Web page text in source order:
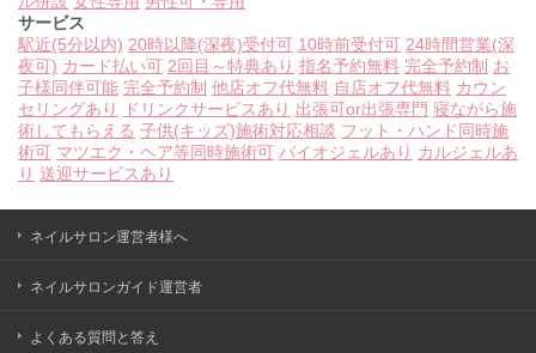
サービス
駅近(5分以内) 20時以降(深夜)受付可 10時前受付可 24時間営業(深
夜可) カード払い可 2回目～特典あり 指名予約無料 完全予約制 お
子様同伴可能 完全予約制 他店オフ代無料 自店オフ代無料 カウン
セリングあり
ドリンクサービスあり 出張可or出張専門 寝ながら施
術してもらえる 子供(キッズ)施術対応相談 フット・ハンド同時施
術可 マツエク・ヘア等同時施術可 バイオジェルあり カルジェルあ
り 送迎サービスあり
ネイルサロン運営者様へ
ネイルサロンガイド運営者
よくある質問と答え